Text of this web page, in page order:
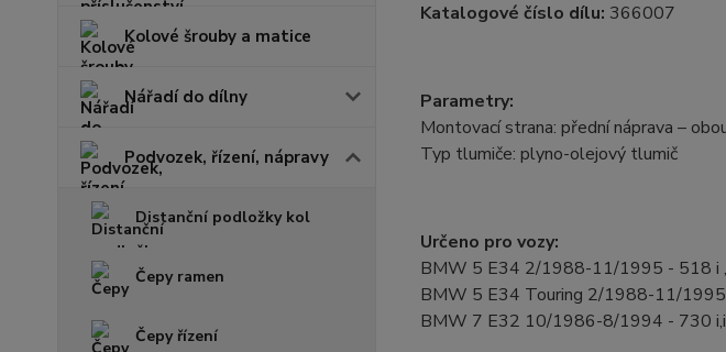
Kolové šrouby a matice
Nářadí do dílny
Podvozek, řízení, nápravy
Distanční podložky kol
Čepy ramen
Čepy řízení
Katalogové číslo dílu: 366007
Parametry:
Montovací strana: přední náprava –
Typ tlumiče: plyno-olejový tlumič
Určeno pro vozy:
BMW 5 E34 2/1988-11/1995 - 518 i
BMW 5 E34 Touring 2/1988-11/
BMW 7 E32 10/1986-8/1994 - 730